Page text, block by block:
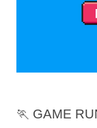
🏃 GAME